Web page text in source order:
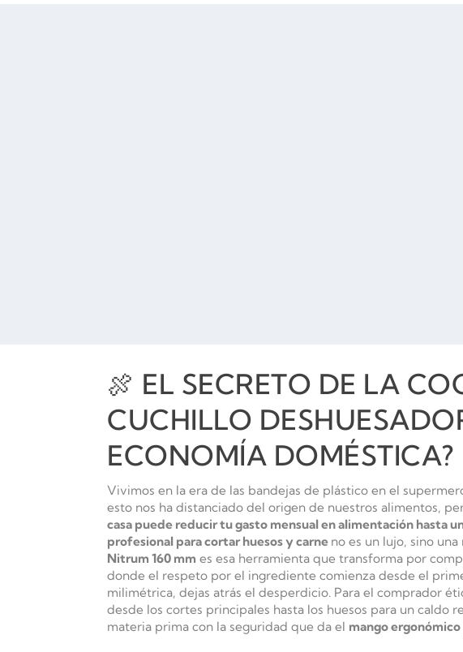
🍖 EL SECRETO DE LA
CUCHILLO
ECONOMÍA DOMÉSTICA?
Vivimos en la era de las bandejas de plástico en el
esto nos ha distanciado del origen de nuestros alimentos,
casa puede reducir tu gasto mensual en alimentación hasta
profesional para cortar huesos y carne no es un lujo, sino
Nitrum 160 mm es esa herramienta que transforma por
donde el respeto por el ingrediente comienza desde el
milimétrica, dejas atrás el desperdicio. Para el comprador
desde los cortes principales hasta los huesos para un
materia prima con la seguridad que da el mango